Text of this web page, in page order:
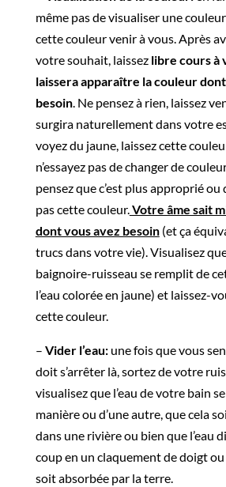
même pas de visualiser une
cette couleur venir à vous. Après
votre souhait, laissezlibre cours à
laissera apparaître la couleur
besoin. Ne pensez à rien, laissez
surgira naturellement dans votre
voyez du jaune, laissez cette
n’essayez pas de changer de
pensez que c’est plus approprié ou
pas cette couleur. Votre âme sait
dont vous avez besoin(et ça
trucs dans votre vie). Visualisez
baignoire-ruisseau se remplit de
l’eau colorée en jaune) et laissez-
cette couleur.
– Vider l’eau:une fois que vous
doit s’arrêter là, sortez de votre
visualisez que l’eau de votre bain
manière ou d’une autre, que cela
dans une rivière ou bien que l’eau
coup en un claquement de doigt ou
soit absorbée par la terre.